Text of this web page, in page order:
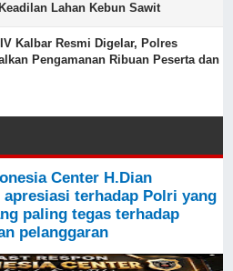
Lahan Kebun Sawit
Kalbar Resmi Digelar, Polres
Pengamanan Ribuan Peserta dan
Center H.Dian
apresiasi terhadap Polri yang
paling tegas terhadap
pelanggaran